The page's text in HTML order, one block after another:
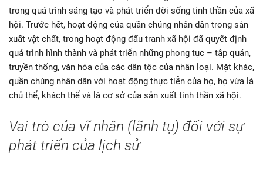
trong quá trình sáng tạo và phát triển đời sống tinh thần của xã
hội. Trước hết, hoạt động của quần chúng nhân dân trong sản
xuất vật chất, trong hoạt động đấu tranh xã hội đã quyết định
quá trình hình thành và phát triển những phong tục – tập quán,
truyền thống, văn hóa của các dân tộc của nhân loại. Mặt khác,
quần chúng nhân dân với hoạt động thực tiễn của họ, họ vừa là
chủ thể, khách thể và là cơ sở của sản xuất tinh thần xã hội.
Vai trò của vĩ nhân (lãnh tụ) đối với sự
phát triển của lịch sử